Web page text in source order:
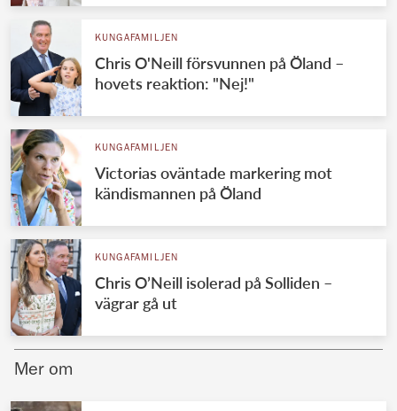
Danska kungahuset
Jordanska kungahuset
Luxemburgska storhertighuset
Japanska kejsarhuset
Thailändska kungahuset
Marockanska kungahuset
KUNGAFAMILJEN
Chris O'Neill försvunnen på Öland –
hovets reaktion: "Nej!"
KUNGAFAMILJEN
Victorias oväntade markering mot
kändismannen på Öland
KUNGAFAMILJEN
Chris O’Neill isolerad på Solliden –
vägrar gå ut
Mer om